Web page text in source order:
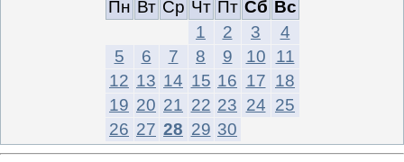
Пн Вт Ср Чт Пт Сб Вс
1
2 3
4
5
6 7 8 9 10
11
12 13 14 15 16 17 18
19 20 21 22 23 24 25
26 27 28 29 30